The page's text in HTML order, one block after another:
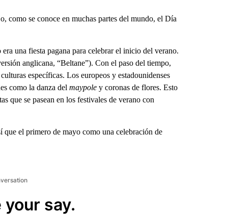
como se conoce en muchas partes del mundo, el Día
una fiesta pagana para celebrar el inicio del verano.
anglicana, “Beltane”). Con el paso del tiempo,
específicas. Los europeos y estadounidenses
como la danza del maypoley coronas de flores. Esto
que se pasean en los festivales de verano con
el primero de mayo como una celebración de
your say.